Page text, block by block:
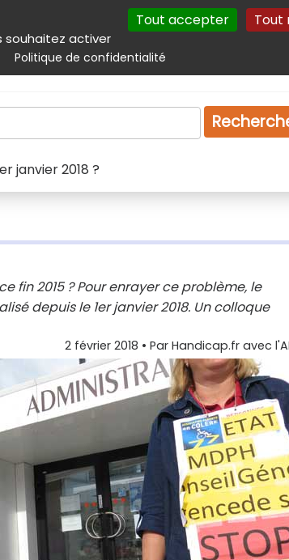
souhaitez activer
Tout accepter Tout
Politique de confidentialité
Autres services Plan du site
Emploi Droit
janvier 2018 ?
fin 2015 ? Pour enrayer ce problème, le
depuis le 1er janvier 2018. Un colloque
2 février 2018 • Par Handicap.fr avec